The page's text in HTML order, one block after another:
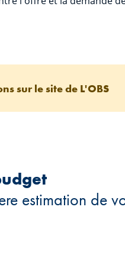
sur le site de L'OBS
estimation de